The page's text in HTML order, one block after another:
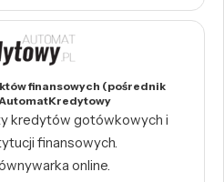
finansowych (pośrednik
kredytów gotówkowych i
finansowych.
online.